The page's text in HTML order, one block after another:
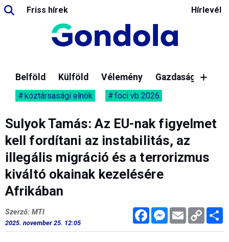
Friss hírek Hírlevél
Belföld Külföld Vélemény Gazdaság
köztársasági elnök foci vb 2026
Sulyok Tamás: Az EU-nak figyelmet
kell fordítani az instabilitás, az
illegális migráció és a terrorizmus
kiváltó okainak kezelésére
Afrikában
FacebookMessenger
Email Copy
Link
Szerző: MTI
2025. november 25. 12:05